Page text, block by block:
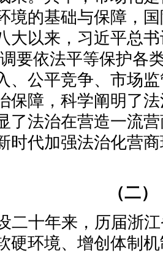
境的基础与保障，
大以来，习近平总
要依法平等保护各
、公平竞争、市场
保障，科学阐明了
了法治在营造一流
时代加强法治化营
（二）
二十年来，历届浙
硬环境、增创体制